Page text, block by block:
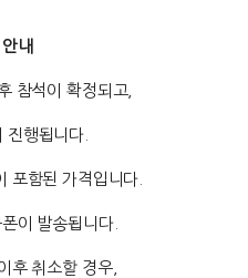
내
참석이 확정되고,
진행됩니다.
포함된 가격입니다.
이 발송됩니다.
후 취소할 경우,